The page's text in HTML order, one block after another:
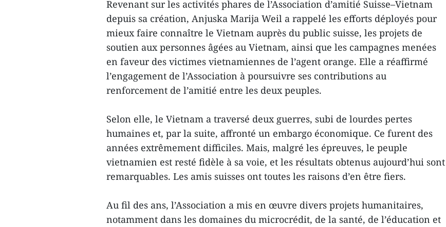
Revenant sur les activités phares de l’Association d’amitié Suisse–Vietnam
depuis sa création, Anjuska Marija Weil a rappelé les efforts déployés pour
mieux faire connaître le Vietnam auprès du public suisse, les projets de
soutien aux personnes âgées au Vietnam, ainsi que les campagnes menées
en faveur des victimes vietnamiennes de l’agent orange. Elle a réaffirmé
l’engagement de l’Association à poursuivre ses contributions au
renforcement de l’amitié entre les deux peuples.
Selon elle, le Vietnam a traversé deux guerres, subi de lourdes pertes
humaines et, par la suite, affronté un embargo économique. Ce furent des
années extrêmement difficiles. Mais, malgré les épreuves, le peuple
vietnamien est resté fidèle à sa voie, et les résultats obtenus aujourd’hui sont
remarquables. Les amis suisses ont toutes les raisons d’en être fiers.
Au fil des ans, l’Association a mis en œuvre divers projets humanitaires,
notamment dans les domaines du microcrédit, de la santé, de l’éducation et